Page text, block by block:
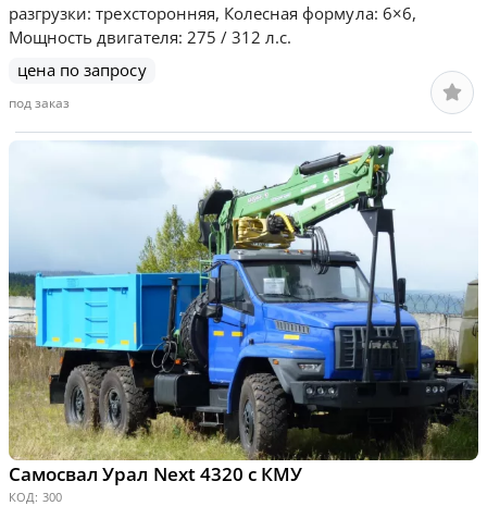
разгрузки: трехсторонняя, Колесная формула: 6×6,
Мощность двигателя: 275 / 312 л.с.
цена по запросу
под заказ
Самосвал Урал Next 4320 с КМУ
КОД: 300